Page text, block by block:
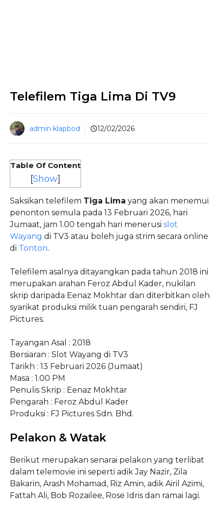
Telefilem Tiga Lima Di TV9
admin klapbod 12/02/2026
Table Of Content
[Show]
Saksikan telefilem Tiga Lima yang akan menemui
penonton semula pada 13 Februari 2026, hari
Jumaat, jam 1.00 tengah hari menerusi slot
Wayang di TV3 atau boleh juga strim secara online
di Tonton.
Telefilem asalnya ditayangkan pada tahun 2018 ini
merupakan arahan Feroz Abdul Kader, nukilan
skrip daripada Eenaz Mokhtar dan diterbitkan oleh
syarikat produksi milik tuan pengarah sendiri, FJ
Pictures.
Tayangan Asal : 2018
Bersiaran : Slot Wayang di TV3
Tarikh : 13 Februari 2026 (Jumaat)
Masa : 1.00 PM
Penulis Skrip : Eenaz Mokhtar
Pengarah : Feroz Abdul Kader
Produksi : FJ Pictures Sdn. Bhd.
Pelakon & Watak
Berikut merupakan senarai pelakon yang terlibat
dalam telemovie ini seperti adik Jay Nazir, Zila
Bakarin, Arash Mohamad, Riz Amin, adik Airil Azimi,
Fattah Ali, Bob Rozailee, Rose Idris dan ramai lagi.